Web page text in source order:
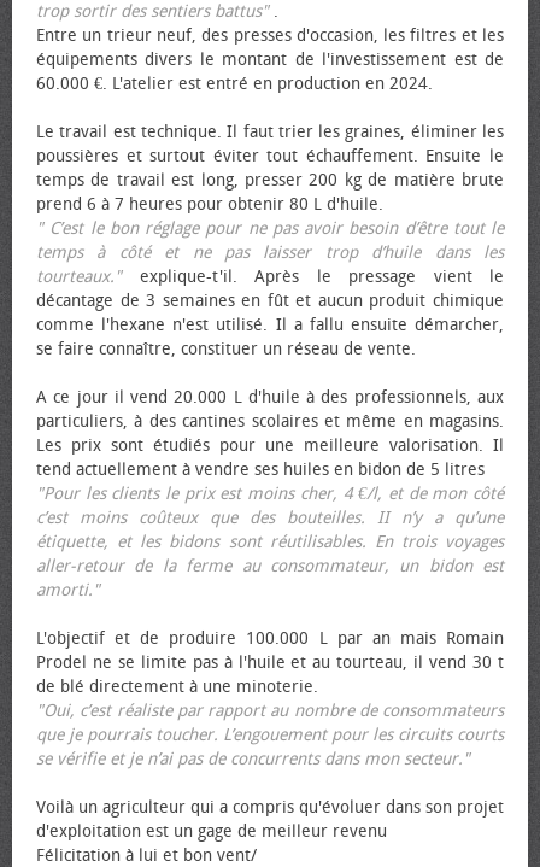
trop sortir des sentiers battus".
Entre un trieur neuf, des presses d'occasion, les filtres et les
équipements divers le montant de l'investissement est de
60.000 €. L'atelier est entré en production en 2024.
Le travail est technique. Il faut trier les graines, éliminer les
poussières et surtout éviter tout échauffement. Ensuite le
temps de travail est long, presser 200 kg de matière brute
prend 6 à 7 heures pour obtenir 80 L d'huile.
" C’est le bon réglage pour ne pas avoir besoin d’être tout le
temps à côté et ne pas laisser trop d’huile dans les
tourteaux."explique-t'il. Après le pressage vient le
décantage de 3 semaines en fût et aucun produit chimique
comme l'hexane n'est utilisé. Il a fallu ensuite démarcher,
se faire connaître, constituer un réseau de vente.
A ce jour il vend 20.000 L d'huile à des professionnels, aux
particuliers, à des cantines scolaires et même en magasins.
Les prix sont étudiés pour une meilleure valorisation. Il
tend actuellement à vendre ses huiles en bidon de 5 litres
"Pour les clients le prix est moins cher, 4 €/l, et de mon côté
c’est moins coûteux que des bouteilles. II n’y a qu’une
étiquette, et les bidons sont réutilisables. En trois voyages
aller-retour de la ferme au consommateur, un bidon est
amorti."
L'objectif et de produire 100.000 L par an mais Romain
Prodel ne se limite pas à l'huile et au tourteau, il vend 30 t
de blé directement à une minoterie.
"Oui, c’est réaliste par rapport au nombre de consommateurs
que je pourrais toucher. L’engouement pour les circuits courts
se vérifie et je n’ai pas de concurrents dans mon secteur."
Voilà un agriculteur qui a compris qu'évoluer dans son projet
d'exploitation est un gage de meilleur revenu
Félicitation à lui et bon vent/